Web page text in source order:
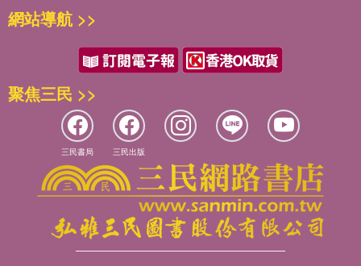
網站導航 >>
聚焦三民 >>
三民書局 三民出版